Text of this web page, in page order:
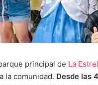
principal de La
la comunidad. Desde las